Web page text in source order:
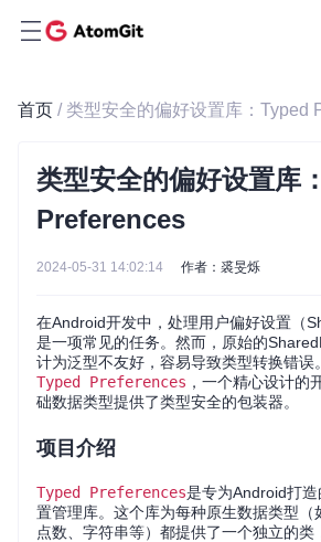
首页 / 类型安全的偏好设置库：Typed
类型安全的偏好设置库
Preferences
2024-05-31 14:02:14 作者：裘旻烁
在Android开发中，处理用户偏好设置（
是一项常见的任务。然而，原始的
计为泛型不友好，容易导致类型转换错误
Typed Preferences ，一个精心设计的
础数据类型提供了类型安全的包装器。
项目介绍
Typed Preferences是专为Android打
置管理库。这个库为每种原生数据类型（
点数、字符串等）都提供了一个独立的类